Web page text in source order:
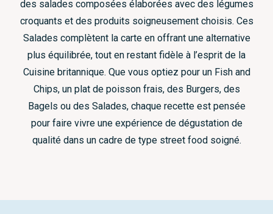
des salades composées élaborées avec des légumes
croquants et des produits soigneusement choisis. Ces
Salades complètent la carte en offrant une alternative
plus équilibrée, tout en restant fidèle à l’esprit de la
Cuisine britannique. Que vous optiez pour un Fish and
Chips, un plat de poisson frais, des Burgers, des
Bagels ou des Salades, chaque recette est pensée
pour faire vivre une expérience de dégustation de
qualité dans un cadre de type street food soigné.